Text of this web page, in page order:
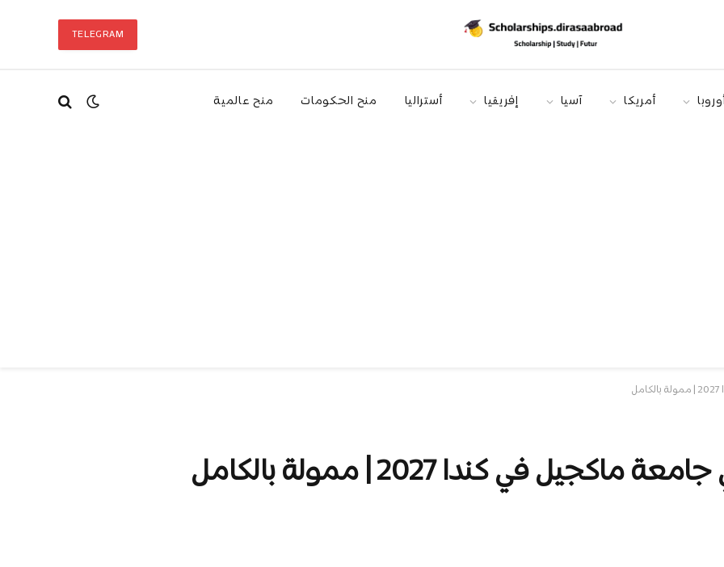
TELEGRAM
أمريكا آسيا إفريقيا أستراليا منح الحكومات منح عالمية